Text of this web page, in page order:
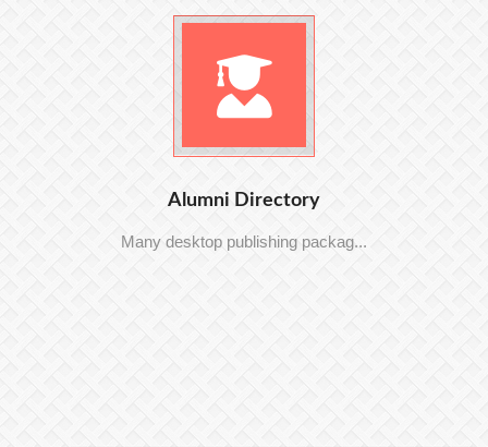
Alumni Directory
Many desktop publishing packag...